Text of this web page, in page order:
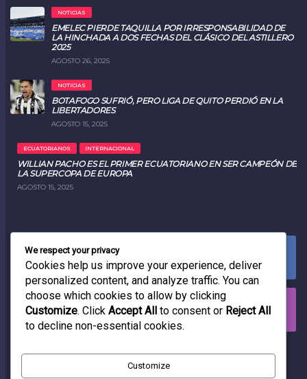
NOTICIAS
EMELEC PIERDE TAQUILLA POR IRRESPONSABILIDAD DE
LA HINCHADA A DOS FECHAS DEL CLÁSICO DEL ASTILLERO
2025
AGOSTO 26, 2025
NOTICIAS
BOTAFOGO SUFRIÓ, PERO LIGA DE QUITO PERDIÓ EN LA
LIBERTADORES
AGOSTO 15, 2025
ECUATORIANOS INTERNACIONAL
WILLIAN PACHO ES EL PRIMER ECUATORIANO EN SER CAMPEÓN DE
LA SUPERCOPA DE EUROPA
AGOSTO 15, 2025
FACEBOOK
0LIKES
INSTAGRAM
0FOLLOWERS
RADIO
We respect your privacy
Cookies help us improve your experience, deliver
personalized content, and analyze traffic. You can
choose which cookies to allow by clicking
Customize. Click Accept All to consent or Reject All
to decline non-essential cookies.
Customize